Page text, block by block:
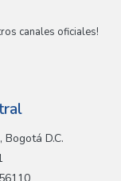
canales oficiales!
D.C.